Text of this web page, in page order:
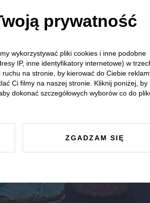
prywatność
wykorzystywać pliki cookies i inne podobne
IP, inne identyfikatory internetowe) w
na stronie, by kierować do Ciebie
Ci filmy na naszej stronie. Kliknij poniżej, by
dokonać szczegółowych wyborów co do
ZGADZAM SIĘ